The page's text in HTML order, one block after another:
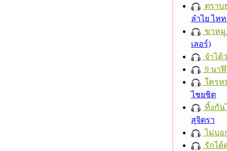
ตราบ
ลำไย ไห
ขาหมู
เลอร์)
จำได้
9 นา
ใครห
ไชยชิต
ทิ้งกัน
สุจิตรา
ไม่บอ
รักได้